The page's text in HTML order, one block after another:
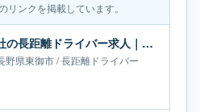
ンクを掲載しています。
アート梱包運輸株式会社の長距離ドライバー求人｜長野県東御市｜月給69万円
野県東御市/長距離ドライバー